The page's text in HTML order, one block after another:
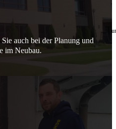
für Sicherheit, Vertrauen
Zukunft sichern.
auch bei der Planung und
im Neubau.